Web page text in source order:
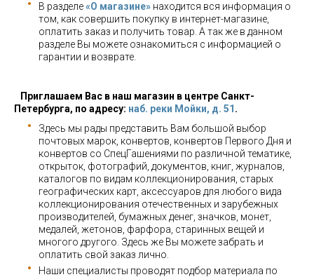
В разделе«О магазине» находится вся информация о
том, как совершить покупку в интернет-магазине,
оплатить заказ и получить товар. А так же в данном
разделе Вы можете ознакомиться с информацией о
гарантии и возврате.
Приглашаем Вас в наш магазин в центре Санкт-
Петербурга, по адресу: наб. реки Мойки, д. 51 .
Здесь мы рады представить Вам большой выбор
почтовых марок, конвертов, конвертов Первого Дня и
конвертов со СпецГашениями по различной тематике,
открыток, фотографий, документов, книг, журналов,
каталогов по видам коллекционирования, старых
географических карт, аксессуаров для любого вида
коллекционирования отечественных и зарубежных
производителей, бумажных денег, значков, монет,
медалей, жетонов, фарфора, старинных вещей и
многого другого. Здесь же Вы можете забрать и
оплатить свой заказ лично.
Наши специалисты проводят подбор материала по